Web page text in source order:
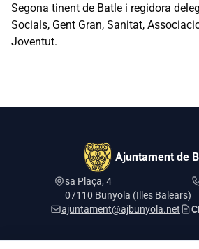
Segona tinent de Batle i regidora
Socials, Gent Gran, Sanitat,
Joventut.
Ajuntament de
sa Plaça, 4
07110 Bunyola (Illes Balears)
ajuntament@ajbunyola.net